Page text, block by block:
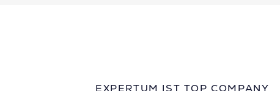
EXPERTUM IST TOP COMPANY